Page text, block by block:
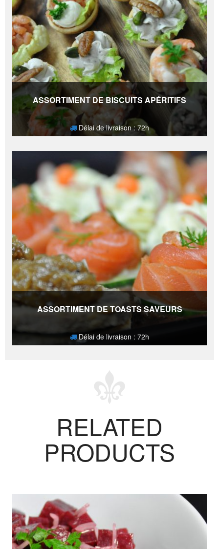
ASSORTIMENT DE BISCUITS APÉRITIFS
Délai de livraison : 72h
ASSORTIMENT DE TOASTS SAVEURS
Délai de livraison : 72h
RELATED
PRODUCTS